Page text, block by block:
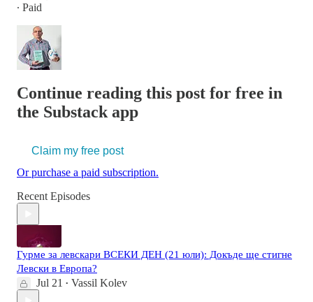
∙ Paid
Continue reading this post for free in
the Substack app
Claim my free post
Or purchase a paid subscription.
Recent Episodes
Гурме за левскари ВСЕКИ ДЕН (21 юли): Докъде ще стигне
Левски в Европа?
Jul 21 • Vassil Kolev